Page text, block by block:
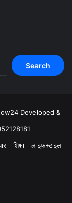
Developed &
शिक्षा
लाइफस्टाइल